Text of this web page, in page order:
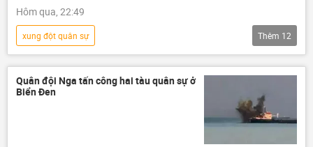
Hôm qua, 22:49
xung đột quân sự
Chiến dịch quân sự đặc biệt tại Ukraina
Nga
Ukraina
Quân đội Ukraina
UAV
Thêm 12
Quân đội Nga tấn công hai tàu quân sự ở
Biển Đen